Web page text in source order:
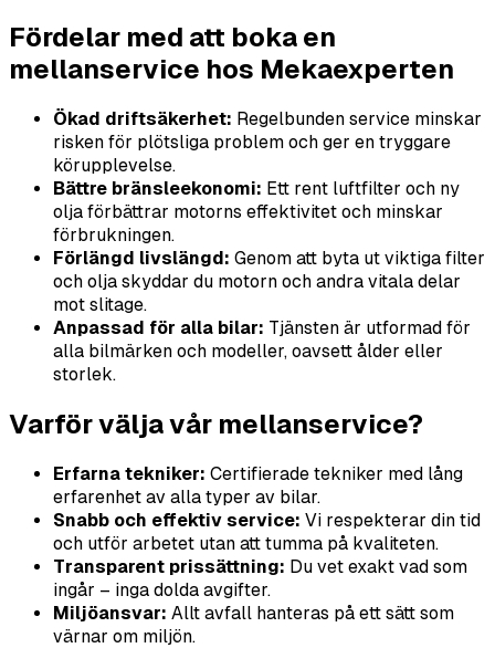
Fördelar med att boka en
mellanservice hos Mekaexperten
Ökad driftsäkerhet: Regelbunden service minskar
risken för plötsliga problem och ger en tryggare
körupplevelse.
Bättre bränsleekonomi: Ett rent luftfilter och ny
olja förbättrar motorns effektivitet och minskar
förbrukningen.
Förlängd livslängd: Genom att byta ut viktiga filter
och olja skyddar du motorn och andra vitala delar
mot slitage.
Anpassad för alla bilar: Tjänsten är utformad för
alla bilmärken och modeller, oavsett ålder eller
storlek.
Varför välja vår mellanservice?
Erfarna tekniker: Certifierade tekniker med lång
erfarenhet av alla typer av bilar.
Snabb och effektiv service: Vi respekterar din tid
och utför arbetet utan att tumma på kvaliteten.
Transparent prissättning: Du vet exakt vad som
ingår – inga dolda avgifter.
Miljöansvar: Allt avfall hanteras på ett sätt som
värnar om miljön.